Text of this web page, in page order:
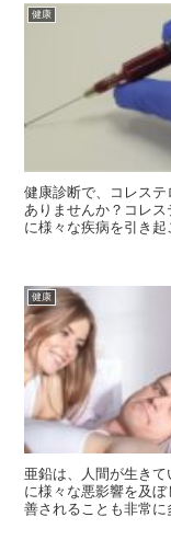
健康
健康診断で、コレス
ありませんか？コレ
に様々な疾病を引き
健康
亜鉛は、人間が生き
に様々な悪影響を及
善されることも非常